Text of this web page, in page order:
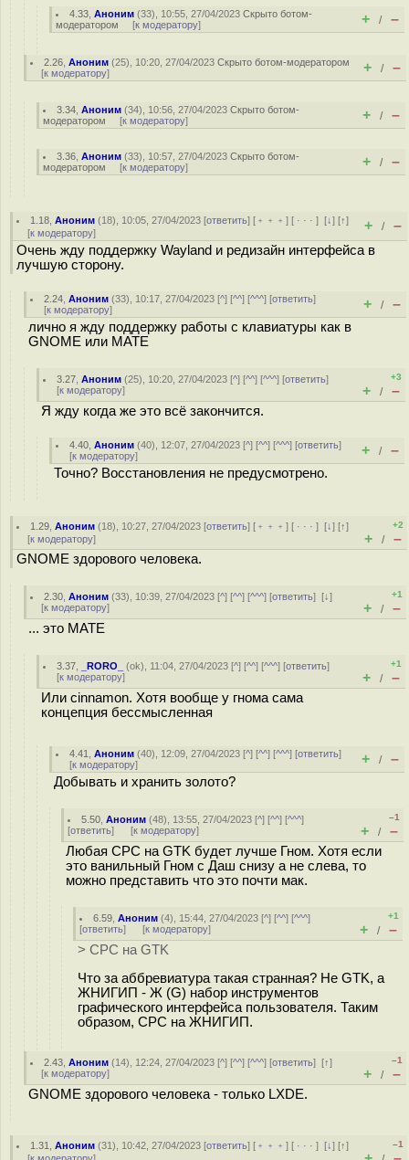
4.33 ,Аноним (33), 10:55, 27/04/2023Скрыто ботом-
модератором [к модератору] + / –
2.26 ,Аноним (25), 10:20, 27/04/2023Скрыто ботом-модератором
[к модератору] + / –
3.34 ,Аноним (34), 10:56, 27/04/2023Скрыто ботом-
модератором [к модератору] + / –
3.36 ,Аноним (33), 10:57, 27/04/2023Скрыто ботом-
модератором [к модератору] + / –
1.18 ,Аноним (18), 10:05, 27/04/2023 [ответить] [ ﹢﹢﹢] [ · · ·][↓] [↑]
[к модератору] + / –
Очень жду поддержку Wayland и редизайн интерфейса в
лучшую сторону.
2.24 ,Аноним (33), 10:17, 27/04/2023 [^] [^^] [^^^] [ответить]
[к модератору] + / –
лично я жду поддержку работы с клавиатуры как в
GNOME или MATE
3.27 ,Аноним (25), 10:20, 27/04/2023 [^] [^^] [^^^] [ответить]
[к модератору]
+3
+ / –
Я жду когда же это всё закончится.
4.40 ,Аноним (40), 12:07, 27/04/2023 [^] [^^] [^^^] [ответить]
[к модератору] + / –
Точно? Восстановления не предусмотрено.
1.29 ,Аноним (18), 10:27, 27/04/2023 [ответить] [ ﹢﹢﹢] [ · · ·][↓] [↑]
[к модератору]
+2
+ / –
GNOME здорового человека.
2.30 ,Аноним (33), 10:39, 27/04/2023 [^] [^^] [^^^] [ответить][↓]
[к модератору]
+1
+ / –
... это MATE
3.37 _RORO_ (ok), 11:04, 27/04/2023 [^] [^^] [^^^] [ответить]
[к модератору]
+1
+ / –
Или cinnamon. Хотя вообще у гнома сама
концепция бессмысленная
4.41 ,Аноним (40), 12:09, 27/04/2023 [^] [^^] [^^^] [ответить]
[к модератору] + / –
Добывать и хранить золото?
5.50 ,Аноним (48), 13:55, 27/04/2023 [^] [^^] [^^^]
[ответить] [к модератору]
–1
+ / –
Любая СРС на GTK будет лучше Гном. Хотя если
это ванильный Гном с Даш снизу а не слева, то
можно представить что это почти мак.
6.59 ,Аноним (4), 15:44, 27/04/2023 [^] [^^] [^^^]
[ответить] [к модератору]
+1
+ / –
> СРС на GTK
Что за аббревиатура такая странная? Не GTK, а
ЖНИГИП - Ж (G) набор инструментов
графического интерфейса пользователя. Таким
образом, СРС на ЖНИГИП.
2.43 ,Аноним (14), 12:24, 27/04/2023 [^] [^^] [^^^] [ответить][↑]
[к модератору]
–1
+ / –
GNOME здорового человека - только LXDE.
1.31 ,Аноним (31), 10:42, 27/04/2023 [ответить] [ ﹢﹢﹢] [ · · ·][↓] [↑]
–1